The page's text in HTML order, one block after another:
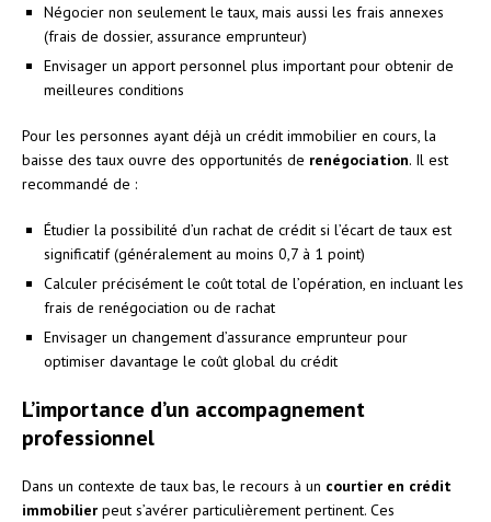
Négocier non seulement le taux, mais aussi les frais annexes
(frais de dossier, assurance emprunteur)
Envisager un apport personnel plus important pour obtenir de
meilleures conditions
Pour les personnes ayant déjà un crédit immobilier en cours, la
baisse des taux ouvre des opportunités de renégociation. Il est
recommandé de :
Étudier la possibilité d’un rachat de crédit si l’écart de taux est
significatif (généralement au moins 0,7 à 1 point)
Calculer précisément le coût total de l’opération, en incluant les
frais de renégociation ou de rachat
Envisager un changement d’assurance emprunteur pour
optimiser davantage le coût global du crédit
L’importance d’un accompagnement
professionnel
Dans un contexte de taux bas, le recours à un courtier en crédit
immobilier peut s’avérer particulièrement pertinent. Ces